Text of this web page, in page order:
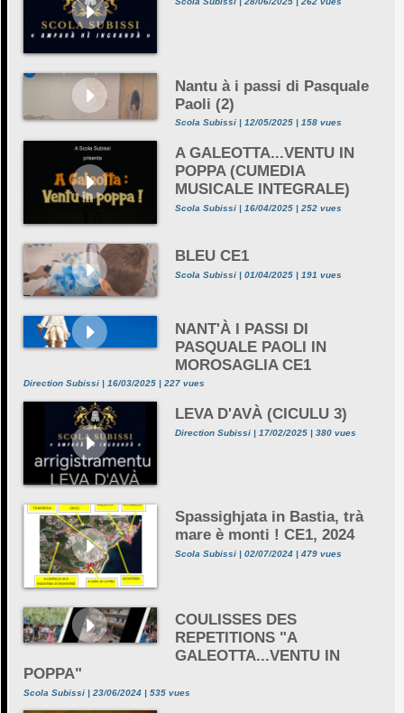
Nantu à i passi di Pasquale
Paoli (2)
Scola Subissi | 12/05/2025 | 158 vues
A GALEOTTA...VENTU IN
POPPA (CUMEDIA
MUSICALE INTEGRALE)
Scola Subissi | 16/04/2025 | 252 vues
BLEU CE1
Scola Subissi | 01/04/2025 | 191 vues
NANT'À I PASSI DI
PASQUALE PAOLI IN
MOROSAGLIA CE1
Direction Subissi | 16/03/2025 | 227 vues
LEVA D'AVÀ (CICULU 3)
Direction Subissi | 17/02/2025 | 380 vues
Spassighjata in Bastia, trà
mare è monti ! CE1, 2024
Scola Subissi | 02/07/2024 | 479 vues
COULISSES DES
REPETITIONS "A
GALEOTTA...VENTU IN
POPPA"
Scola Subissi | 23/06/2024 | 535 vues